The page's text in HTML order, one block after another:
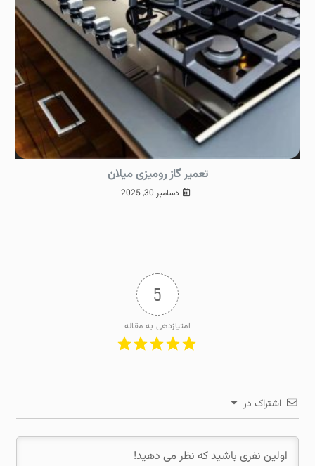
تعمیر گاز رومیزی میلان
دسامبر 30, 2025
5
امتیازدهی به مقاله
اشتراک در